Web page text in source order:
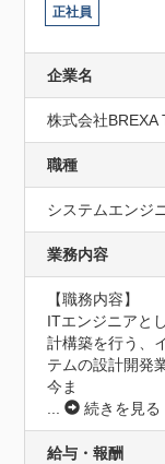
正社員
企業名
株式会社BREXA
職種
システムエンジ
業務内容
【職務内容】
ITエンジニアと
計構築を行う、
テムの設計開発
今ま
...
続きを見る
給与・報酬